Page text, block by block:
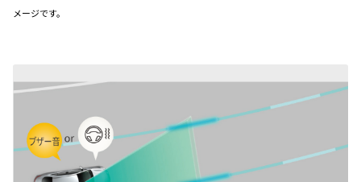
メージです。